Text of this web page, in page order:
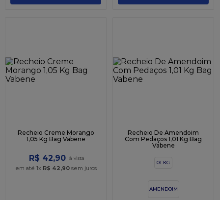
Recheio Creme Morango
1,05 Kg Bag Vabene
R$ 42,90
em até 1x R$ 42,90sem juros
Recheio De Amendoim
Com Pedaços 1,01 Kg Bag
Vabene
01 KG
AMENDOIM